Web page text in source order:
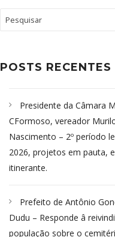
POSTS RECENTES
Presidente da Câmara
CFormoso, vereador
Nascimento – 2º período
2026, projetos em pauta,
itinerante.
Prefeito de Antônio
Dudu – Responde â
população sobre o